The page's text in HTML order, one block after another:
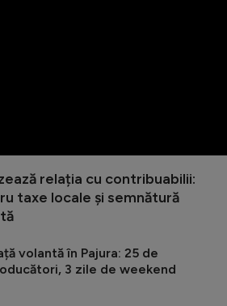
relația cu contribuabilii:
taxe locale și semnătură
volantă în Pajura: 25 de
3 zile de weekend